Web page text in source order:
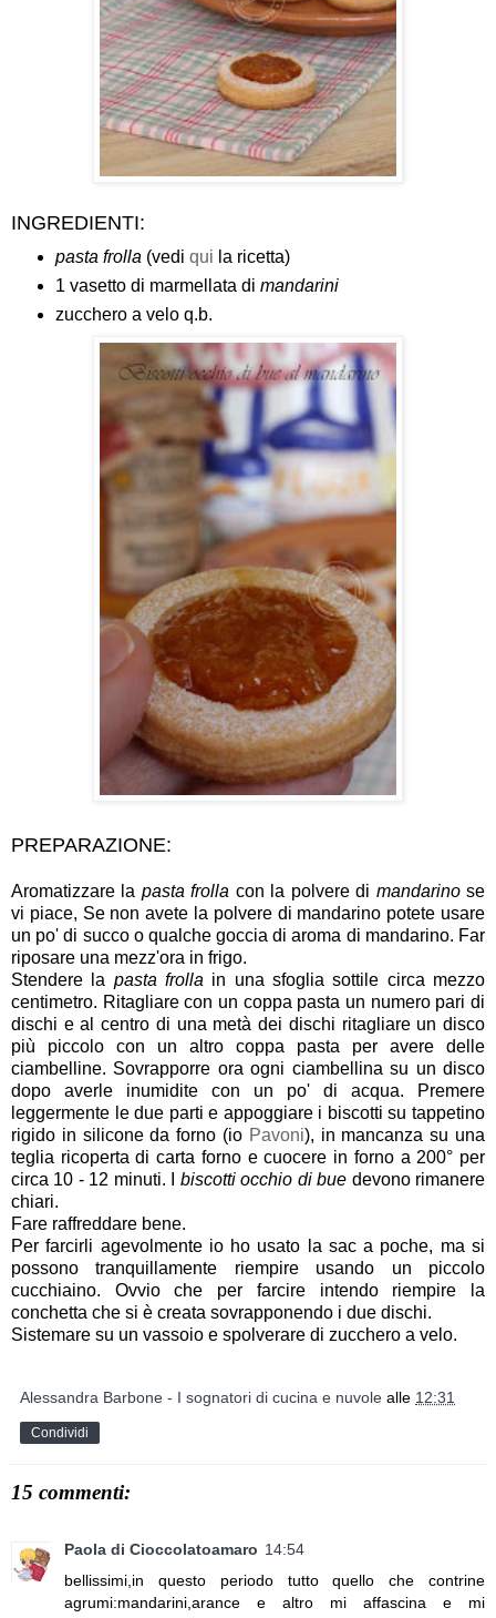
INGREDIENTI:
pasta frolla (vedi qui la ricetta)
1 vasetto di marmellata di mandarini
zucchero a velo q.b.
PREPARAZIONE:
Aromatizzare la pasta frolla con la polvere di mandarinose
vi piace, Se non avete la polvere di mandarino potete usare
un po' di succo o qualche goccia di aroma di mandarino. Far
riposare una mezz'ora in frigo.
Stendere la pasta frolla in una sfoglia sottile circa mezzo
centimetro. Ritagliare con un coppa pasta un numero pari di
dischi e al centro di una metà dei dischi ritagliare un disco
più piccolo con un altro coppa pasta per avere delle
ciambelline. Sovrapporre ora ogni ciambellina su un disco
dopo averle inumidite con un po' di acqua. Premere
leggermente le due parti e appoggiare i biscotti su tappetino
rigido in silicone da forno (io Pavoni), in mancanza su una
teglia ricoperta di carta forno e cuocere in forno a 200° per
circa 10 - 12 minuti. I biscotti occhio di bue devono rimanere
chiari.
Fare raffreddare bene.
Per farcirli agevolmente io ho usato la sac a poche, ma si
possono tranquillamente riempire usando un piccolo
cucchiaino. Ovvio che per farcire intendo riempire la
conchetta che si è creata sovrapponendo i due dischi.
Sistemare su un vassoio e spolverare di zucchero a velo.
Alessandra Barbone - I sognatori di cucina e nuvole alle 12:31
Condividi
15 commenti:
Paola di Cioccolatoamaro 14:54
bellissimi,in questo periodo tutto quello che contrine
agrumi:mandarini,arance e altro mi affascina e mi